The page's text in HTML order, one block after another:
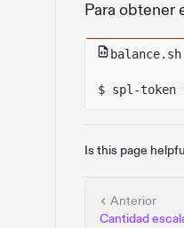
Para obtener
balance.sh
$ spl-token
Is this page
Anterior
Cantidad